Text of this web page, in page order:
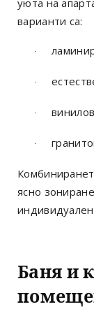
варианти са:
·
·
·
·
ясно
Баня и